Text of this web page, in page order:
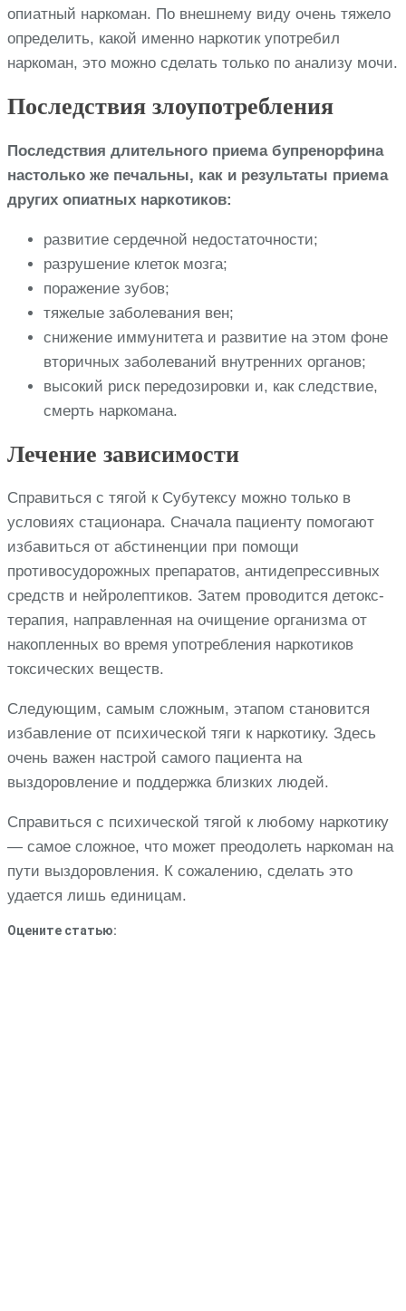
опиатный наркоман. По внешнему виду очень тяжело
определить, какой именно наркотик употребил
наркоман, это можно сделать только по анализу мочи.
Последствия злоупотребления
Последствия длительного приема бупренорфина
настолько же печальны, как и результаты приема
других опиатных наркотиков:
развитие сердечной недостаточности;
разрушение клеток мозга;
поражение зубов;
тяжелые заболевания вен;
снижение иммунитета и развитие на этом фоне
вторичных заболеваний внутренних органов;
высокий риск передозировки и, как следствие,
смерть наркомана.
Лечение зависимости
Справиться с тягой к Субутексу можно только в
условиях стационара. Сначала пациенту помогают
избавиться от абстиненции при помощи
противосудорожных препаратов, антидепрессивных
средств и нейролептиков. Затем проводится детокс-
терапия, направленная на очищение организма от
накопленных во время употребления наркотиков
токсических веществ.
Следующим, самым сложным, этапом становится
избавление от психической тяги к наркотику. Здесь
очень важен настрой самого пациента на
выздоровление и поддержка близких людей.
Справиться с психической тягой к любому наркотику
— самое сложное, что может преодолеть наркоман на
пути выздоровления. К сожалению, сделать это
удается лишь единицам.
Оцените статью: